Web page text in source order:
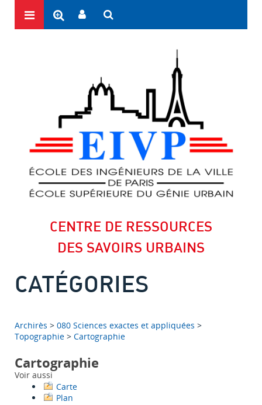
CENTRE DE RESSOURCES
DES SAVOIRS URBAINS
CATÉGORIES
Archirès > 080 Sciences exactes et appliquées >
Topographie > Cartographie
Cartographie
Voir aussi
Carte
Plan